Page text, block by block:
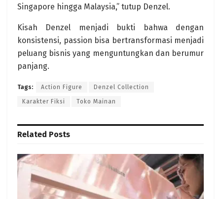
Singapore hingga Malaysia,” tutup Denzel.
Kisah Denzel menjadi bukti bahwa dengan
konsistensi, passion bisa bertransformasi menjadi
peluang bisnis yang menguntungkan dan berumur
panjang.
Tags: Action Figure Denzel Collection
Karakter Fiksi Toko Mainan
Related Posts